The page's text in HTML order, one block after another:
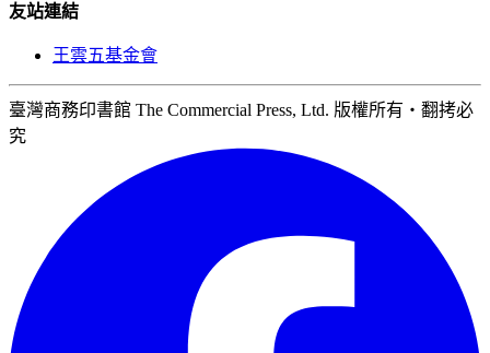
友站連結
王雲五基金會
臺灣商務印書館 The Commercial Press, Ltd. 版權所有‧翻拷必
究